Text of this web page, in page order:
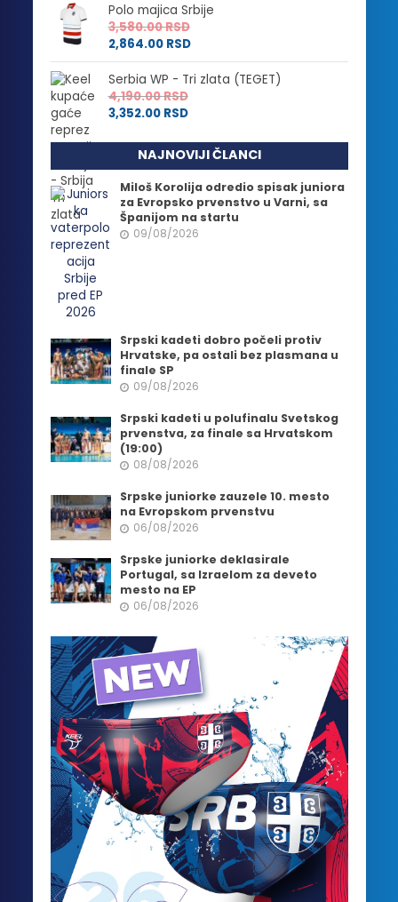
Polo majica Srbije
3,580.00RSD
2,864.00 RSD
Serbia WP - Tri zlata (TEGET)
4,190.00RSD
3,352.00 RSD
NAJNOVIJI ČLANCI
Miloš Korolija odredio spisak juniora
za Evropsko prvenstvo u Varni, sa
Španijom na startu
09/08/2026
Srpski kadeti dobro počeli protiv
Hrvatske, pa ostali bez plasmana u
finale SP
09/08/2026
Srpski kadeti u polufinalu Svetskog
prvenstva, za finale sa Hrvatskom
(19:00)
08/08/2026
Srpske juniorke zauzele 10. mesto
na Evropskom prvenstvu
06/08/2026
Srpske juniorke deklasirale
Portugal, sa Izraelom za deveto
mesto na EP
06/08/2026